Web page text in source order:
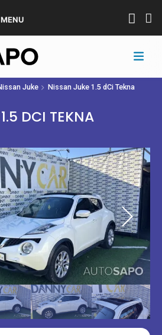
MENU
Juke
Nissan Juke 1.5 dCi Tekna
DCI TEKNA